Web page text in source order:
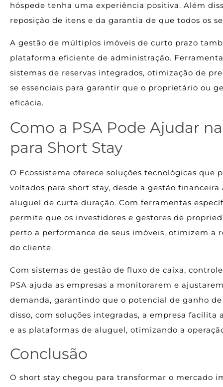
hóspede tenha uma experiência positiva. Além
reposição de itens e da garantia de que todos os
A gestão de múltiplos imóveis de curto prazo
plataforma eficiente de administração.
sistemas de reservas integrados, otimização de
se essenciais para garantir que o proprietário ou
eficácia.
Como a PSA Pode Ajudar
para Short Stay
O Ecossistema oferece soluções tecnológicas
voltados para short stay, desde a gestão
aluguel de curta duração. Com ferramentas
permite que os investidores e gestores de
perto a performance de seus imóveis, otimizem
do cliente.
Com sistemas de gestão de fluxo de caixa,
PSA ajuda as empresas a monitorarem e
demanda, garantindo que o potencial de ganho
disso, com soluções integradas, a empresa
e as plataformas de aluguel, otimizando a
Conclusão
O short stay chegou para transformar o mercado